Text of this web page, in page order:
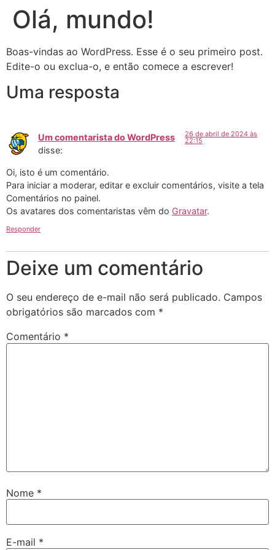
Olá, mundo!
Boas-vindas ao WordPress. Esse é o seu primeiro post.
Edite-o ou exclua-o, e então comece a escrever!
Uma resposta
Um comentarista do WordPress
disse:
26 de abril de 2024 às
22:15
Oi, isto é um comentário.
Para iniciar a moderar, editar e excluir comentários, visite a tela
Comentários no painel.
Os avatares dos comentaristas vêm do Gravatar.
Responder
Deixe um comentário
O seu endereço de e-mail não será publicado. Campos
obrigatórios são marcados com *
Comentário *
Nome *
E-mail *